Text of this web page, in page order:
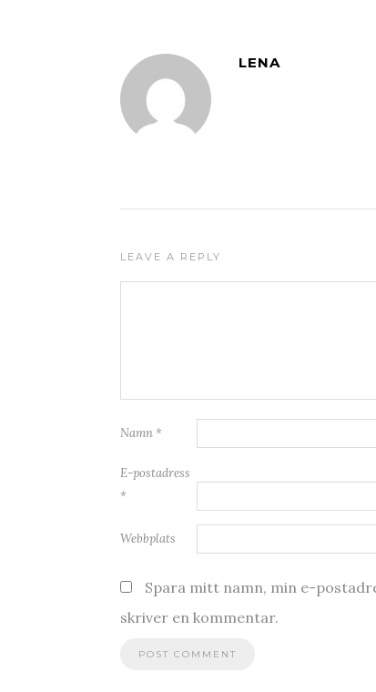
LENA
LEAVE A REPLY
Namn *
E-postadress
*
Webbplats
Spara mitt namn, min e-
skriver en kommentar.